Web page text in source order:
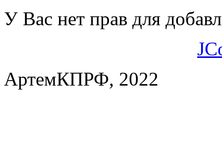
У Вас нет прав для
АртемКПРФ, 2022